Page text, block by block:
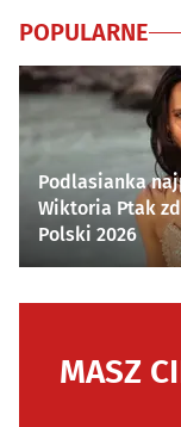
POPULARNE
Podlasianka
Wiktoria Ptak
Polski 2026
MASZ